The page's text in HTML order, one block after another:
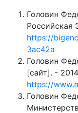
Головин
Российская
https://
3ac42a
Головин
[сайт]. -
https://
Головин